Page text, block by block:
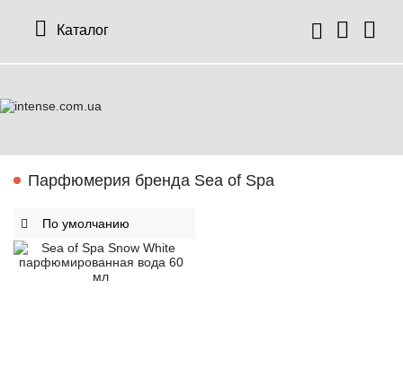
Каталог
Парфюмерия бренда Sea of Spa